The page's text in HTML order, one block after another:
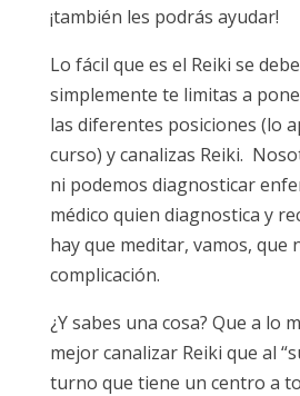
¡también les podrás ayudar!
Lo fácil que es el Reiki se
simplemente te limitas a
las diferentes posiciones (lo
curso) y canalizas Reiki.
ni podemos diagnosticar
médico quien diagnostica y
hay que meditar, vamos, que
complicación.
¿Y sabes una cosa? Que a lo
mejor canalizar Reiki que al
turno que tiene un centro a